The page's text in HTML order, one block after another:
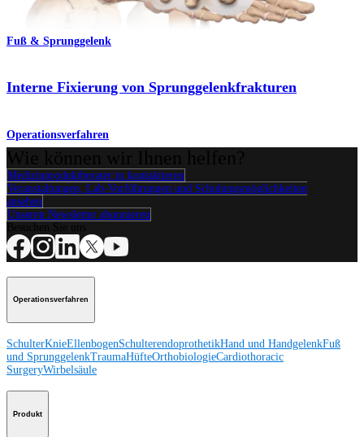
Fuß & Sprunggelenk
Interne Fixierung von Sprunggelenkfrakturen
Operationsverfahren
Medizinproduktberater:in kontaktieren
Veranstaltungen, Lab-Vorführungen und Schulungsmöglichkeiten
ansehen
Unseren Newsletter abonnieren
Operationsverfahren
SchulterKnieEllenbogenSchulterendoprothetikHand und HandgelenkFuß
und SprunggelenkTraumaHüfteOrthobiologieCardiothoracic
SurgeryWirbelsäule
Produkt